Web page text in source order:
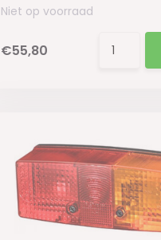
Niet op voorraad
€55,80